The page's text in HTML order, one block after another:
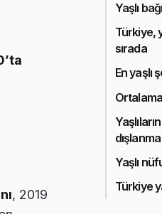
, 2019
Yaşlı
Türkiye,
sırada
En yaşlı
Yaşlı
Türkiye